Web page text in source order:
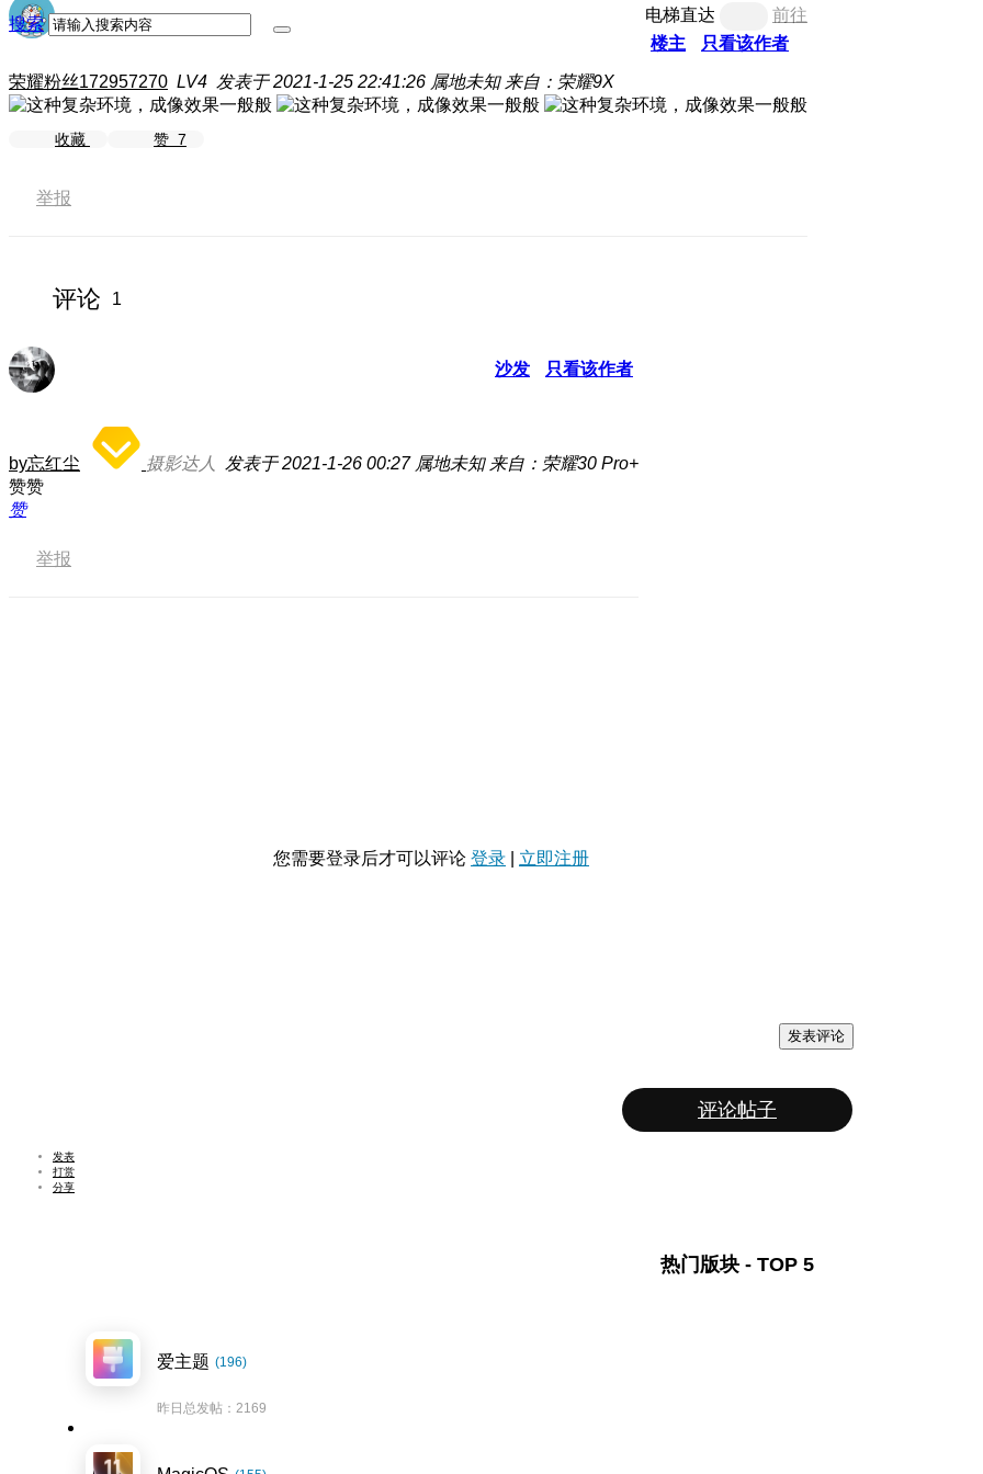
搜索 电梯直达
前往
楼主
只看该作者
荣耀粉丝172957270 LV4 发表于 2021-1-25 22:41:26 属地未知 来自：荣耀9X
收藏 赞 7
举报
评论 1
沙发 只看该作者
by忘红尘 摄影达人 发表于 2021-1-26 00:27 属地未知 来自：荣耀30 Pro+
赞赞
赞
举报
您需要登录后才可以评论 登录 立即注册
发表评论
评论帖子
发表
打赏
分享
热门版块 - TOP 5
爱主题 (196)
昨日总发帖：2169